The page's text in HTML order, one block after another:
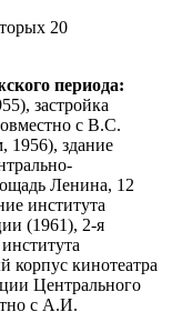
20
периода:
застройка
с В.С.
здание
Ленина, 12
института
(1961), 2-я
кинотеатра
Центрального
с А.И.